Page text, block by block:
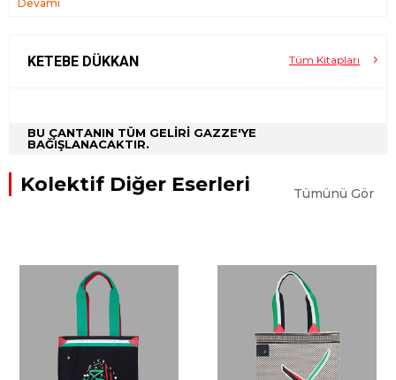
Devamı
KETEBE DÜKKAN Tüm Kitapları
BU ÇANTANIN TÜM GELİRİ GAZZE'YE
BAĞIŞLANACAKTIR.
Kolektif Diğer Eserleri Tümünü Gör